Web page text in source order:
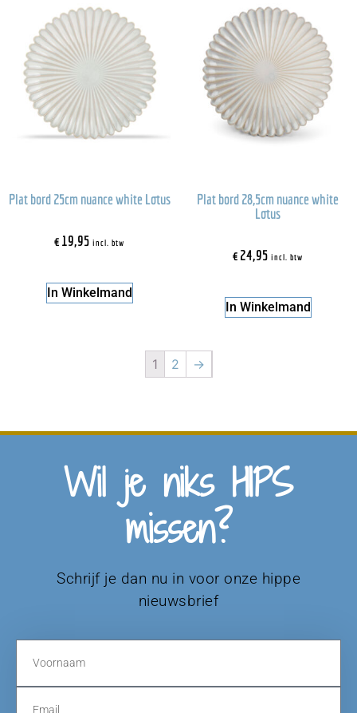
Plat bord 25cm nuance white Lotus
€19,95 incl. btw
In Winkelmand
Plat bord 28,5cm nuance white
Lotus
€24,95 incl. btw
In Winkelmand
1 2 →
Wil je niks HIPS
missen?
Schrijf je dan nu in voor onze hippe
nieuwsbrief